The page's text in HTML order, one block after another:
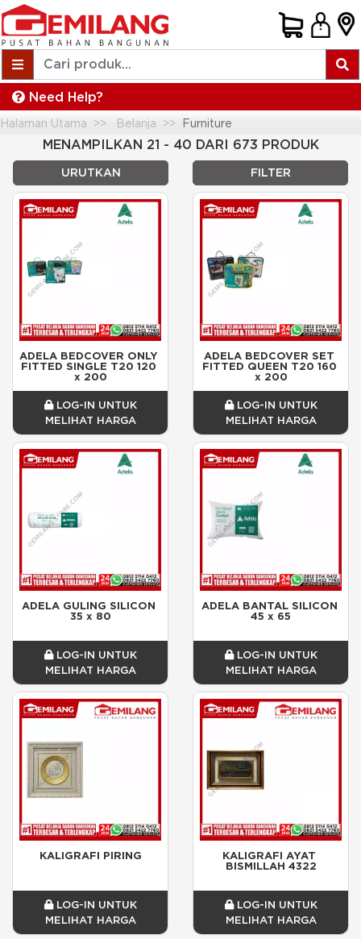
Need Help?
Halaman Utama Belanja Furniture
MENAMPILKAN 21 - 40 DARI 673 PRODUK
URUTKAN FILTER
ADELA BEDCOVER ONLY
FITTED SINGLE T20 120
x 200
LOG-IN UNTUK
MELIHAT HARGA
ADELA BEDCOVER SET
FITTED QUEEN T20 160
x 200
LOG-IN UNTUK
MELIHAT HARGA
ADELA GULING SILICON
35 x 80
LOG-IN UNTUK
MELIHAT HARGA
ADELA BANTAL SILICON
45 x 65
LOG-IN UNTUK
MELIHAT HARGA
KALIGRAFI PIRING
LOG-IN UNTUK
MELIHAT HARGA
KALIGRAFI AYAT
BISMILLAH 4322
LOG-IN UNTUK
MELIHAT HARGA